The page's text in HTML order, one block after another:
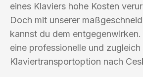
eines Klaviers hohe Kosten
Doch mit unserer
kannst du dem
eine professionelle und
Klaviertransportoption nach